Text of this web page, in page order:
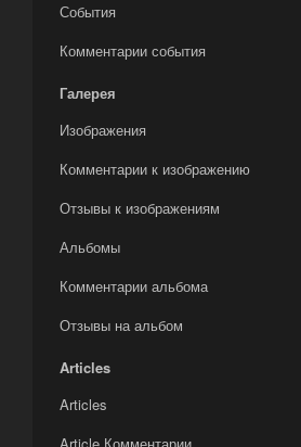
События
Комментарии события
Галерея
Изображения
Комментарии к изображению
Отзывы к изображениям
Альбомы
Комментарии альбома
Отзывы на альбом
Articles
Articles